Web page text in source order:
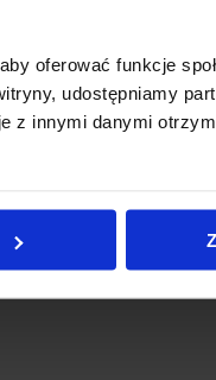
oferować funkcje
udostępniamy
z innymi danymi
Format:145x210
ISBN/ISSN: